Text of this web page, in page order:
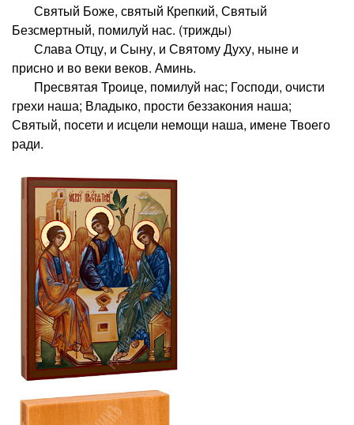
Святый Боже, святый Крепкий, Святый
Безсмертный, помилуй нас. (трижды)
Слава Отцу, и Сыну, и Святому Духу, ныне и
присно и во веки веков. Аминь.
Пресвятая Троице, помилуй нас; Господи, очисти
грехи наша; Владыко, прости беззакония наша;
Святый, посети и исцели немощи наша, имене Твоего
ради.